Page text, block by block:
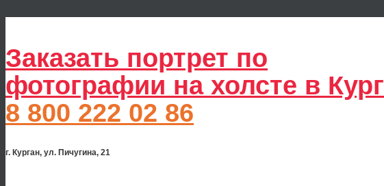
Заказать портрет по
фотографии на холсте в
8 800 222 02 86
г. Курган, ул. Пичугина, 21